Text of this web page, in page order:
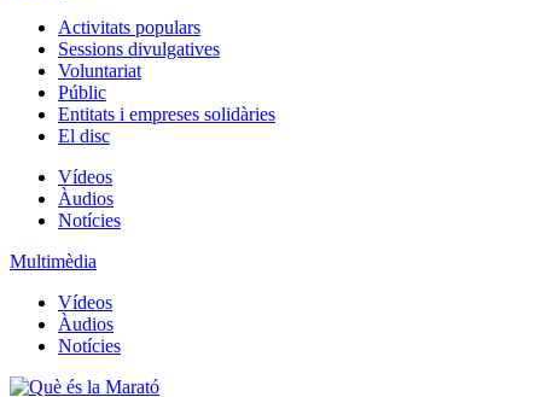
Activitats populars
Sessions divulgatives
Voluntariat
Públic
Entitats i empreses solidàries
El disc
Vídeos
Àudios
Notícies
Multimèdia
Vídeos
Àudios
Notícies